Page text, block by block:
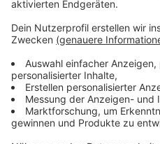
Es gibt diese Dinge im
Eiskratzen am frühen
Autofahren können.
benutzen. Wo andere sich
Gesicht bis zum